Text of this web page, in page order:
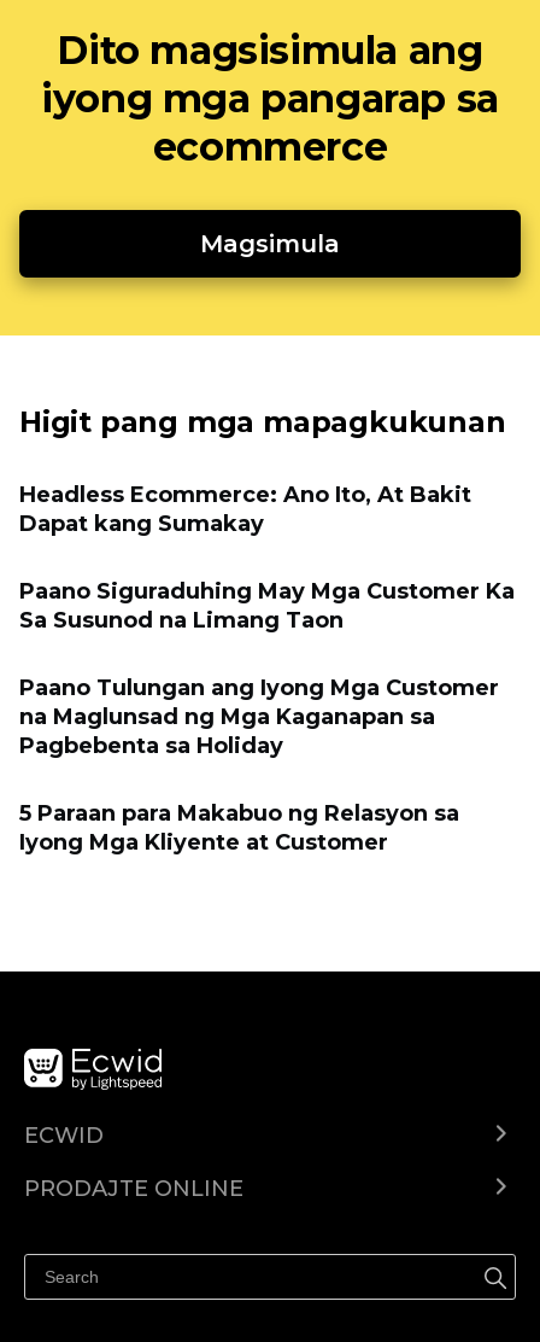
Dito magsisimula ang
iyong mga pangarap sa
ecommerce
Magsimula
Higit pang mga mapagkukunan
Headless Ecommerce: Ano Ito, At Bakit
Dapat kang Sumakay
Paano Siguraduhing May Mga Customer Ka
Sa Susunod na Limang Taon
Paano Tulungan ang Iyong Mga Customer
na Maglunsad ng Mga Kaganapan sa
Pagbebenta sa Holiday
5 Paraan para Makabuo ng Relasyon sa
Iyong Mga Kliyente at Customer
ECWID
PRODAJTE ONLINE